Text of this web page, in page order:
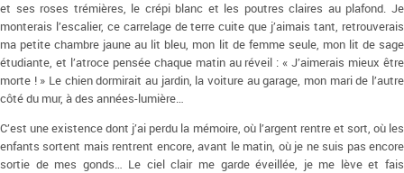
et ses roses trémières, le crépi blanc et les poutres claires au plafond. Je
monterais l’escalier, ce carrelage de terre cuite que j’aimais tant, retrouverais
ma petite chambre jaune au lit bleu, mon lit de femme seule, mon lit de sage
étudiante, et l’atroce pensée chaque matin au réveil : « J’aimerais mieux être
morte ! » Le chien dormirait au jardin, la voiture au garage, mon mari de l’autre
côté du mur, à des années-lumière…
C’est une existence dont j’ai perdu la mémoire, où l’argent rentre et sort, où les
enfants sortent mais rentrent encore, avant le matin, où je ne suis pas encore
sortie de mes gonds… Le ciel clair me garde éveillée, je me lève et fais